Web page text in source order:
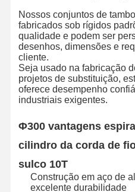
Casa Produtos
Nossos conjuntos de
fabricados sob rígidos
qualidade e podem ser
desenhos, dimensões e
cliente.
Seja usado na fabricação
projetos de substituição,
oferece desempenho
industriais exigentes.
Φ300 vantagens
cilindro da corda de
sulco 10T
Construção em aço de
excelente durabilidade